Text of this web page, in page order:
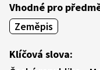
Vhodné pro
Zeměpis
Klíčová slova: